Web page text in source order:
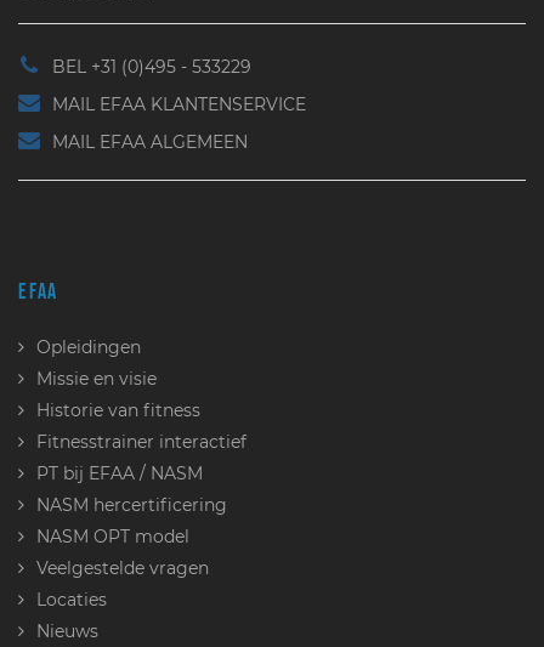
BEL +31 (0)495 - 533229
MAIL EFAA KLANTENSERVICE
MAIL EFAA ALGEMEEN
EFAA
Opleidingen
Missie en visie
Historie van fitness
Fitnesstrainer interactief
PT bij EFAA / NASM
NASM hercertificering
NASM OPT model
Veelgestelde vragen
Locaties
Nieuws